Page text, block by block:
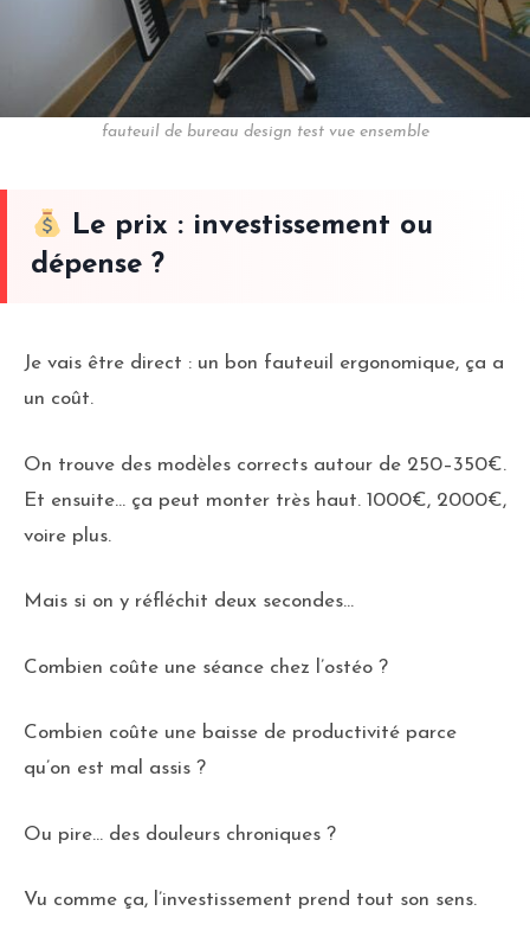
fauteuil de bureau design test vue ensemble
Le prix : investissement ou
dépense ?
Je vais être direct : un bon fauteuil ergonomique, ça a
un coût.
On trouve des modèles corrects autour de 250–350€.
Et ensuite… ça peut monter très haut. 1000€, 2000€,
voire plus.
Mais si on y réfléchit deux secondes…
Combien coûte une séance chez l’ostéo ?
Combien coûte une baisse de productivité parce
qu’on est mal assis ?
Ou pire… des douleurs chroniques ?
Vu comme ça, l’investissement prend tout son sens.